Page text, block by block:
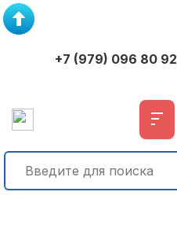
+7 (979) 096 80 92